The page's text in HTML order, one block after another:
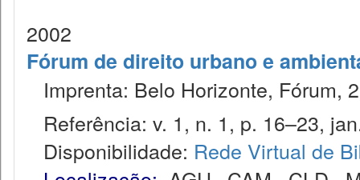
2002
Fórum de direito urbano e
Imprenta: Belo Horizonte, Fórum,
Referência: v. 1, n. 1, p. 16–23,
Disponibilidade: Rede Virtual de